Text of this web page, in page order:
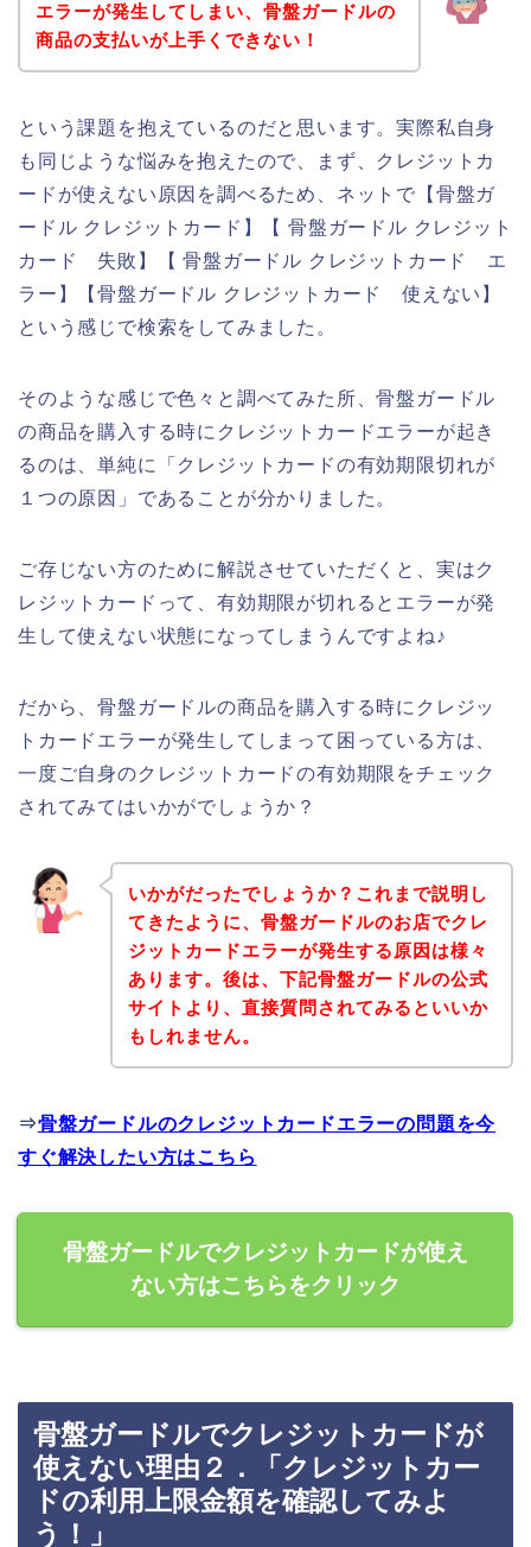
エラーが発生してしまい、骨盤ガードルの
商品の支払いが上手くできない！
という課題を抱えているのだと思います。実際私自身
も同じような悩みを抱えたので、まず、クレジットカ
ードが使えない原因を調べるため、ネットで【骨盤ガ
ードル クレジットカード】【 骨盤ガードル クレジット
カード 失敗】【 骨盤ガードル クレジットカード エ
ラー】【骨盤ガードル クレジットカード 使えない】
という感じで検索をしてみました。
そのような感じで色々と調べてみた所、骨盤ガードル
の商品を購入する時にクレジットカードエラーが起き
るのは、単純に「クレジットカードの有効期限切れが
１つの原因」であることが分かりました。
ご存じない方のために解説させていただくと、実はク
レジットカードって、有効期限が切れるとエラーが発
生して使えない状態になってしまうんですよね♪
だから、骨盤ガードルの商品を購入する時にクレジッ
トカードエラーが発生してしまって困っている方は、
一度ご自身のクレジットカードの有効期限をチェック
されてみてはいかがでしょうか？
いかがだったでしょうか？これまで説明し
てきたように、骨盤ガードルのお店でクレ
ジットカードエラーが発生する原因は様々
あります。後は、下記骨盤ガードルの公式
サイトより、直接質問されてみるといいか
もしれません。
⇒骨盤ガードルのクレジットカードエラーの問題を今
すぐ解決したい方はこちら
骨盤ガードルでクレジットカードが使え
ない方はこちらをクリック
骨盤ガードルでクレジットカードが
使えない理由２．「クレジットカー
ドの利用上限金額を確認してみよ
う！」